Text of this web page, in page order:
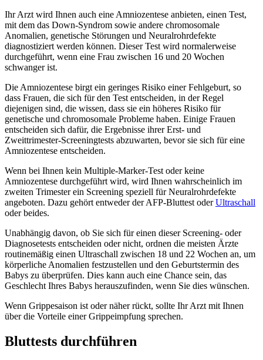
Ihr Arzt wird Ihnen auch eine Amniozentese anbieten, einen Test,
mit dem das Down-Syndrom sowie andere chromosomale
Anomalien, genetische Störungen und Neuralrohrdefekte
diagnostiziert werden können. Dieser Test wird normalerweise
durchgeführt, wenn eine Frau zwischen 16 und 20 Wochen
schwanger ist.
Die Amniozentese birgt ein geringes Risiko einer Fehlgeburt, so
dass Frauen, die sich für den Test entscheiden, in der Regel
diejenigen sind, die wissen, dass sie ein höheres Risiko für
genetische und chromosomale Probleme haben. Einige Frauen
entscheiden sich dafür, die Ergebnisse ihrer Erst- und
Zweittrimester-Screeningtests abzuwarten, bevor sie sich für eine
Amniozentese entscheiden.
Wenn bei Ihnen kein Multiple-Marker-Test oder keine
Amniozentese durchgeführt wird, wird Ihnen wahrscheinlich im
zweiten Trimester ein Screening speziell für Neuralrohrdefekte
angeboten. Dazu gehört entweder der AFP-Bluttest oderUltraschall
oder beides.
Unabhängig davon, ob Sie sich für einen dieser Screening- oder
Diagnosetests entscheiden oder nicht, ordnen die meisten Ärzte
routinemäßig einen Ultraschall zwischen 18 und 22 Wochen an, um
körperliche Anomalien festzustellen und den Geburtstermin des
Babys zu überprüfen. Dies kann auch eine Chance sein, das
Geschlecht Ihres Babys herauszufinden, wenn Sie dies wünschen.
Wenn Grippesaison ist oder näher rückt, sollte Ihr Arzt mit Ihnen
über die Vorteile einer Grippeimpfung sprechen.
Bluttests durchführen